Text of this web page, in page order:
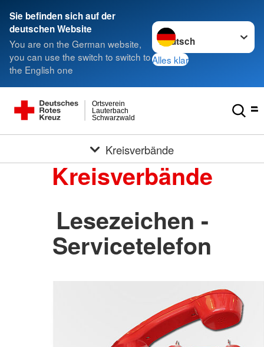
Sie befinden sich auf der
deutschen Website
You are on the German website,
you can use the switch to switch to
the English one
Sprache wechseln zu
Alles klar
Schwarzwald
Lauterbach
Ortsverein
Kreisverbände
Kreisverbände
Lesezeichen -
Servicetelefon